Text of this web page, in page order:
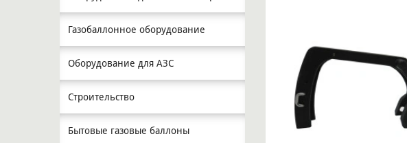
Газобаллонное оборудование
Оборудование для АЗС
Строительство
Бытовые газовые баллоны